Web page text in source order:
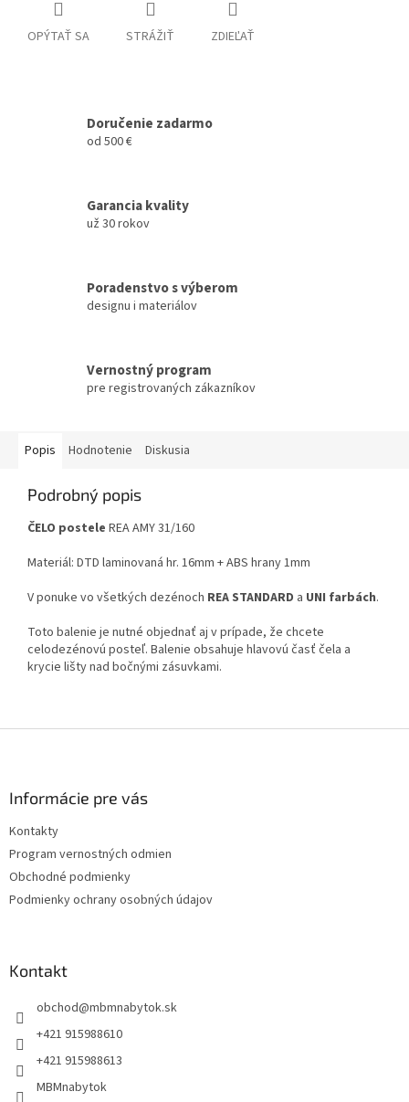
OPÝTAŤ SA STRÁŽIŤ ZDIEĽAŤ
Doručenie zadarmo
od 500 €
Garancia kvality
už 30 rokov
Poradenstvo s výberom
designu i materiálov
Vernostný program
pre registrovaných zákazníkov
Popis Hodnotenie Diskusia
Podrobný popis
ČELO postele REA AMY 31/160
Materiál: DTD laminovaná hr. 16mm + ABS hrany 1mm
V ponuke vo všetkých dezénoch REA STANDARD a UNI farbách.
Toto balenie je nutné objednať aj v prípade, že chcete
celodezénovú posteľ. Balenie obsahuje hlavovú časť čela a
krycie lišty nad bočnými zásuvkami.
Informácie pre vás
Kontakty
Program vernostných odmien
Obchodné podmienky
Podmienky ochrany osobných údajov
Kontakt
obchod@mbmnabytok.sk
+421 915988610
+421 915988613
MBMnabytok